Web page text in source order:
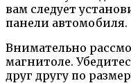
вам следует
панели автомобиля.
Внимательно
магнитоле.
друг другу по